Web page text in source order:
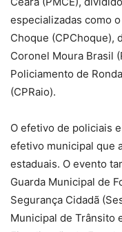
especializadas como
Choque (CPChoque),
Coronel Moura Brasil
Policiamento de
(CPRaio).
O efetivo de policiais
efetivo municipal que
estaduais. O evento
Guarda Municipal de
Segurança Cidadã
Municipal de Trânsito